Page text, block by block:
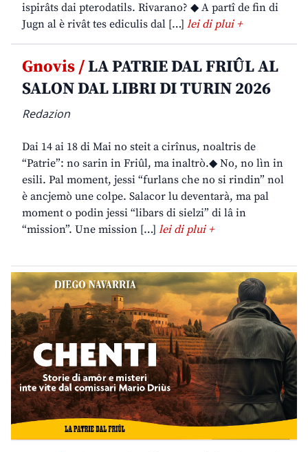
ispirâts dai pterodatils. Rivarano? ◆ A partî de fin di
Jugn al è rivât tes ediculis dal […] lei di plui +
Gnovis /LA PATRIE DAL FRIÛL AL
SALON DAL LIBRI DI TURIN 2026
Redazion
Dai 14 ai 18 di Mai no steit a cirînus, noaltris de
“Patrie”: no sarin in Friûl, ma inaltrò.◆ No, no lìn in
esili. Pal moment, jessi “furlans che no si rindin” nol
è ancjemò une colpe. Salacor lu deventarà, ma pal
moment o podin jessi “libars di sielzi” di lâ in
“mission”. Une mission […] lei di plui +